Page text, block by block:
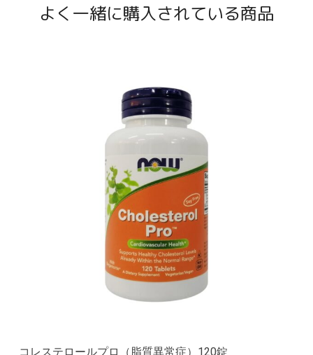
よく一緒に購入されている商品
コレステロールプロ（脂質異常症）120錠